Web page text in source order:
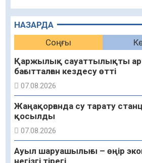
НАЗАРДА
Соңғы
Қаржылық сауаттылықты
бағытталған кездесу өтті
07.08.2026
Жаңақорғанда су тарату
қосылды
07.08.2026
Ауыл шаруашылығы – өңір
негізгі тірегі